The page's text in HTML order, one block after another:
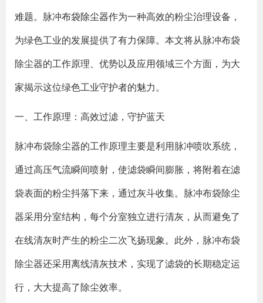
难题。脉冲布袋除尘器作为一种高效的粉尘治理设备，
为绿色工业的发展提供了有力保障。本文将从脉冲布袋
除尘器的工作原理、优势以及应用领域三个方面，为大
家揭示这位绿色工业守护者的魅力。
一、工作原理：高效过滤，守护蓝天
脉冲布袋除尘器的工作原理主要是利用脉冲喷吹系统，
通过高压气流瞬间喷射，使滤袋瞬间膨胀，将附着在滤
袋表面的粉尘抖落下来，通过灰斗收集。脉冲布袋除尘
器采用分室结构，每个分室独立进行清灰，从而避免了
在线清灰时产生的粉尘二次飞扬现象。此外，脉冲布袋
除尘器还采用离线清灰技术，实现了滤袋的长期稳定运
行，大大提高了除尘效率。